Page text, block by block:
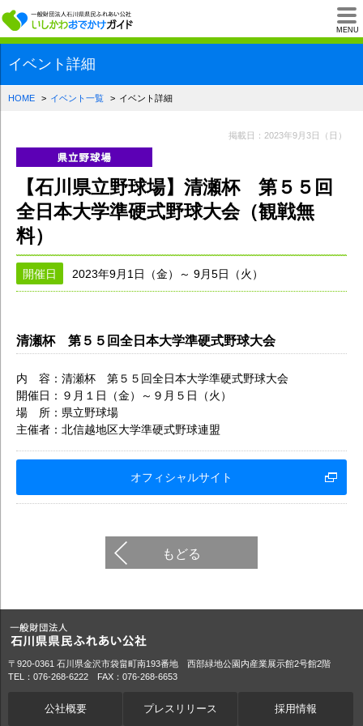
MENU
一般財団法人石川
イベント詳細
HOME イベント一覧 イベント詳細
掲載日：2023年9月3日（日）
【石川県立野球場】清瀬杯 第５５回
全日本大学準硬式野球大会（観戦無
料）
開催日 2023年9月1日（金）～ 9月5日（火）
清瀬杯 第５５回全日本大学準硬式野球大会
内 容：清瀬杯 第５５回全日本大学準硬式野球大会
開催日：９月１日（金）～９月５日（火）
場 所：県立野球場
主催者：北信越地区大学準硬式野球連盟
オフィシャルサイト
もどる
〒920-0361 石川県金沢市袋畠町南193番地 西部緑地公園内産業展示館2号館2階
TEL：076-268-6222 FAX：076-268-6653
公社概要 プレスリリース 採用情報